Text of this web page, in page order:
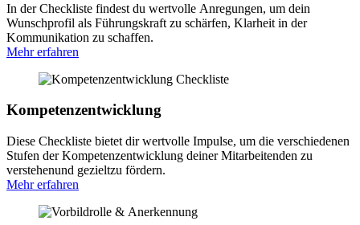
In der Checkliste findest du wertvolle Anregungen, um dein
Wunschprofil als Führungskraft zu schärfen, Klarheit in der
Kommunikation zu schaffen.
Mehr erfahren
Kompetenz­entwicklung
Diese Checkliste bietet dir wertvolle Impulse, um die verschiedenen
Stufen der Kompetenzentwicklung deiner Mitarbeitenden zu
verstehenund gezieltzu fördern.
Mehr erfahren